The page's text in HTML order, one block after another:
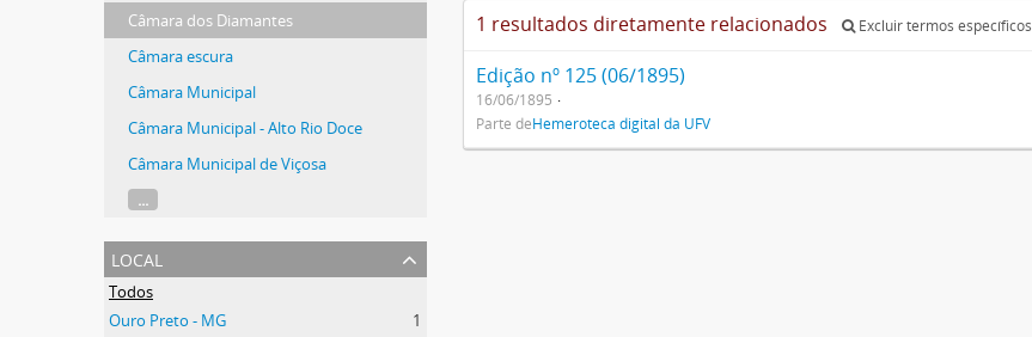
Câmara dos Diamantes
Câmara escura
Câmara Municipal
Câmara Municipal - Alto Rio Doce
Câmara Municipal de Viçosa
...
local
Todos
Ouro Preto - MG
1
1 resultados diretamente relacionados Excluir termos específicos
Edição nº 125 (06/1895)
16/06/1895
Parte deHemeroteca digital da UFV